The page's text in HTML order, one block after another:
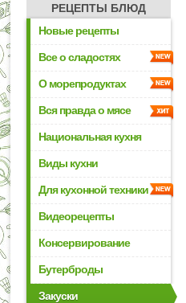
РЕЦЕПТЫ БЛЮД
Новые рецепты
Все о сладостях
О морепродуктах
Вся правда о мясе
Национальная кухня
Виды кухни
Для кухонной техники
Видеорецепты
Консервирование
Бутерброды
Закуски